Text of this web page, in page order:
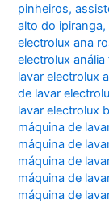
pinheiros,
alto do ipiranga,
electrolux ana
electrolux anália
lavar electrolux
de lavar
lavar electrolux
máquina de
máquina de
máquina de
máquina de
máquina de